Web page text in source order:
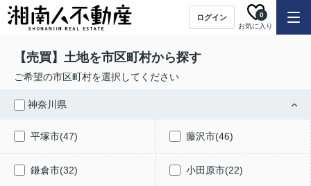
ログイン
お気に入り
0
【売買】土地を市区町村から探す
ご希望の市区町村を選択してください
神奈川県
平塚市(47) 藤沢市(46)
鎌倉市(32) 小田原市(22)